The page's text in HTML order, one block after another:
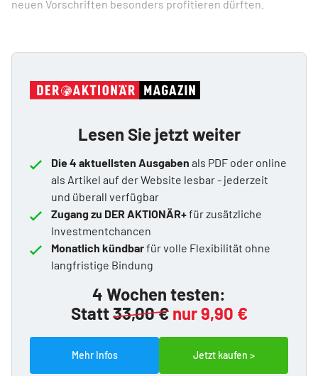
neuen Vorschriften besonders profitieren dürften.
Lesen Sie jetzt weiter
Die 4 aktuellsten Ausgaben als PDF oder online
als Artikel auf der Website lesbar - jederzeit
und überall verfügbar
Zugang zu DER AKTIONÄR+für zusätzliche
Investmentchancen
Monatlich kündbarfür volle Flexibilität ohne
langfristige Bindung
4 Wochen testen:
Statt33,00 € nur 9,90 €
Mehr Infos Jetzt kaufen >